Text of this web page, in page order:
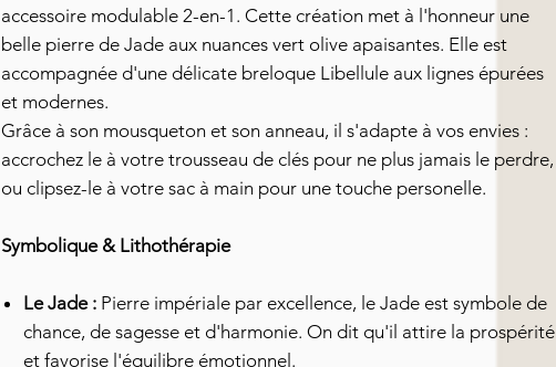
accessoire modulable 2-en-1. Cette création met à l'honneur une
belle pierre de Jade aux nuances vert olive apaisantes. Elle est
accompagnée d'une délicate breloque Libellule aux lignes épurées
et modernes.
Grâce à son mousqueton et son anneau, il s'adapte à vos envies :
accrochez le à votre trousseau de clés pour ne plus jamais le perdre,
ou clipsez-le à votre sac à main pour une touche personelle.
Symbolique & Lithothérapie
Le Jade : Pierre impériale par excellence, le Jade est symbole de
chance, de sagesse et d'harmonie. On dit qu'il attire la prospérité
et favorise l'équilibre émotionnel.